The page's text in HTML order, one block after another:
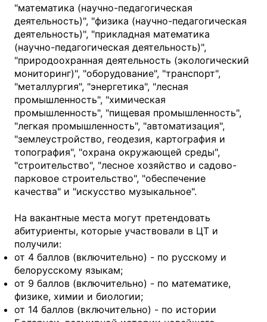
"математика (научно-педагогическая
деятельность)", "физика (научно-педагогическая
деятельность)", "прикладная математика
(научно-педагогическая деятельность)",
"природоохранная деятельность (экологический
мониторинг)", "оборудование", "транспорт",
"металлургия", "энергетика", "лесная
промышленность", "химическая
промышленность", "пищевая промышленность",
"легкая промышленность", "автоматизация",
"землеустройство, геодезия, картография и
топография", "охрана окружающей среды",
"строительство", "лесное хозяйство и садово-
парковое строительство", "обеспечение
качества" и "искусство музыкальное".
На вакантные места могут претендовать
абитуриенты, которые участвовали в ЦТ и
получили:
от 4 баллов (включительно) - по русскому и
белорусскому языкам;
от 9 баллов (включительно) - по математике,
физике, химии и биологии;
от 14 баллов (включительно) - по истории